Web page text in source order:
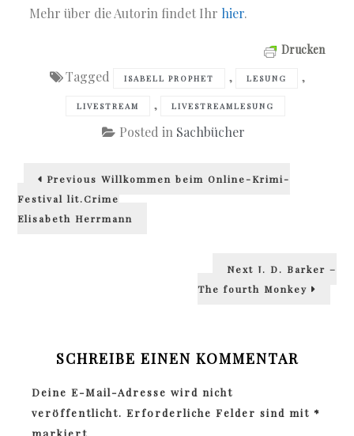
Mehr über die Autorin findet Ihr hier.
Drucken
Tagged ISABELL PROPHET , LESUNG ,
LIVESTREAM , LIVESTREAMLESUNG
Posted in Sachbücher
Beitragsnavigation
Previous Previous
Willkommen beim Online-Krimi-
Festival lit.Crime
Elisabeth Herrmann
Next Next
J. D. Barker –
The fourth Monkey
SCHREIBE EINEN KOMMENTAR
Deine E-Mail-Adresse wird nicht
veröffentlicht. Erforderliche Felder sind mit *